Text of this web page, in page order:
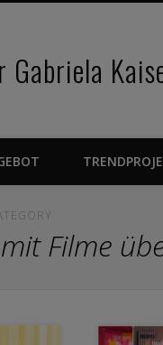
Gabriela
Filme